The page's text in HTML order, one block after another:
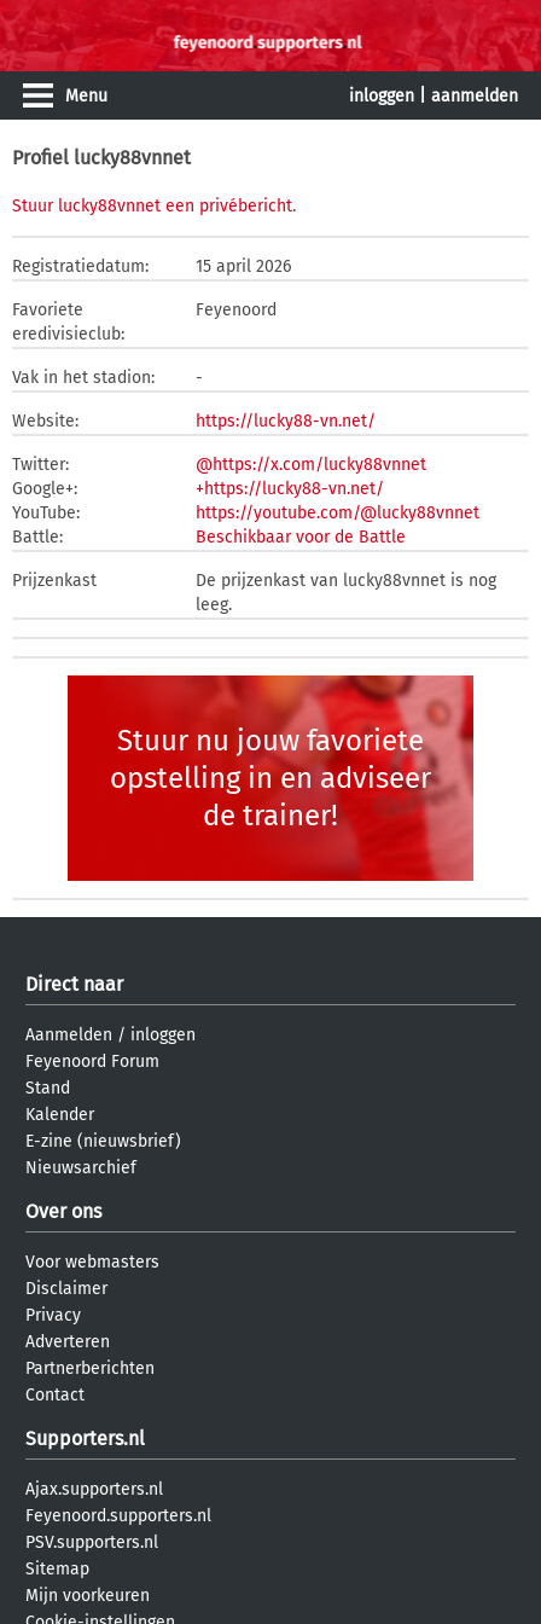
Menu inloggen aanmelden
Profiel lucky88vnnet
Stuur lucky88vnnet een privébericht.
Registratiedatum: 15 april 2026
Favoriete
eredivisieclub:
Feyenoord
Vak in het stadion: -
Website: https://lucky88-vn.net/
Twitter:
@https://x.com/lucky88vnnet
Google+:
+https://lucky88-vn.net/
YouTube:
https://youtube.com/@lucky88vnnet
Battle:
Beschikbaar voor de Battle
Prijzenkast
De prijzenkast van lucky88vnnet is nog
leeg.
Stuur nu jouw favoriete
opstelling in en adviseer
de trainer!
Direct naar
Aanmelden / inloggen
Feyenoord Forum
Stand
Kalender
E-zine (nieuwsbrief)
Nieuwsarchief
Over ons
Voor webmasters
Disclaimer
Privacy
Adverteren
Partnerberichten
Contact
Supporters.nl
Ajax.supporters.nl
Feyenoord.supporters.nl
PSV.supporters.nl
Sitemap
Mijn voorkeuren